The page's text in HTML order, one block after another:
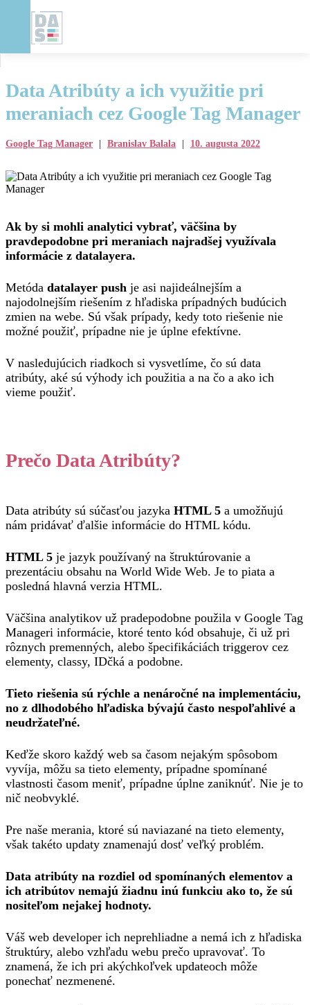
Data Atribúty a ich využitie pri
meraniach cez Google Tag Manager
Google Tag Manager Branislav Balala 10. augusta 2022
Ak by si mohli analytici vybrať, väčšina by
pravdepodobne pri meraniach najradšej využívala
informácie z datalayera.
Metóda datalayer push je asi najideálnejším a
najodolnejším riešením z hľadiska prípadných budúcich
zmien na webe. Sú však prípady, kedy toto riešenie nie
možné použiť, prípadne nie je úplne efektívne.
V nasledujúcich riadkoch si vysvetlíme, čo sú data
atribúty, aké sú výhody ich použitia a na čo a ako ich
vieme použiť.
Prečo Data Atribúty?
Data atribúty sú súčasťou jazyka HTML 5 a umožňujú
nám pridávať ďalšie informácie do HTML kódu.
HTML 5 je jazyk používaný na štruktúrovanie a
prezentáciu obsahu na World Wide Web. Je to piata a
posledná hlavná verzia HTML.
Väčšina analytikov už pradepodobne použila v Google Tag
Manageri informácie, ktoré tento kód obsahuje, či už pri
rôznych premenných, alebo špecifikáciách triggerov cez
elementy, classy, IDčká a podobne.
Tieto riešenia sú rýchle a nenáročné na implementáciu,
no z dlhodobého hľadiska bývajú často nespoľahlivé a
neudržateľné.
Keďže skoro každý web sa časom nejakým spôsobom
vyvíja, môžu sa tieto elementy, prípadne spomínané
vlastnosti časom meniť, prípadne úplne zaniknúť. Nie je to
nič neobvyklé.
Pre naše merania, ktoré sú naviazané na tieto elementy,
však takéto updaty znamenajú dosť veľký problém.
Data atribúty na rozdiel od spomínaných elementov a
ich atribútov nemajú žiadnu inú funkciu ako to, že sú
nositeľom nejakej hodnoty.
Váš web developer ich neprehliadne a nemá ich z hľadiska
štruktúry, alebo vzhľadu webu prečo upravovať. To
znamená, že ich pri akýchkoľvek updateoch môže
ponechať nezmenené.